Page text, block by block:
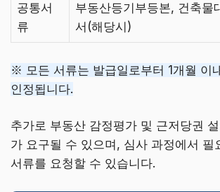
공통서
류
부동산등기부등본, 건축물
서(해당시)
※ 모든 서류는 발급일로부터 1개월 이
인정됩니다.
추가로 부동산 감정평가 및 근저당권
가 요구될 수 있으며, 심사 과정에서 필
서류를 요청할 수 있습니다.